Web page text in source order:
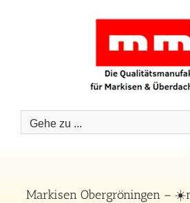
Gehe zu ...
Markisen Obergröningen –